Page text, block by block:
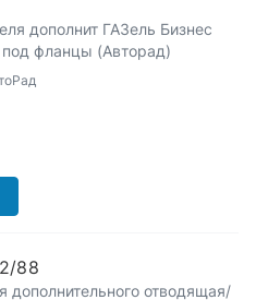
дополнит ГАЗель Бизнес
фланцы (Авторад)
88
дополнительного отводящая/